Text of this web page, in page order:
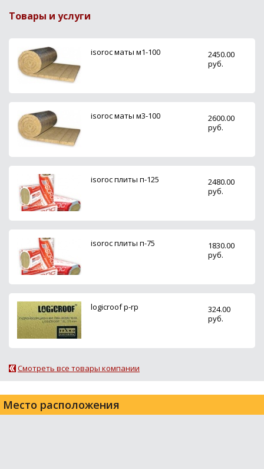
Товары и услуги
isoroc маты м1-100
2450.00
руб.
isoroc маты м3-100
2600.00
руб.
isoroc плиты п-125
2480.00
руб.
isoroc плиты п-75
1830.00
руб.
logicroof p-rp
324.00
руб.
Смотреть все товары компании
Место расположения